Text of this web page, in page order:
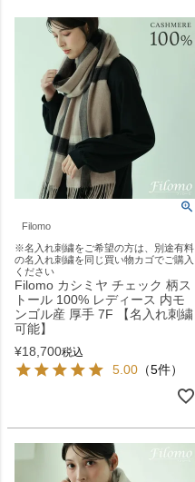
Filomo
※名入れ刺繍をご希望の方は、別途有料
の名入れ刺繍を同じ買い物カゴでご購入
ください
Filomo カシミヤ チェック 柄ス
トール 100% レディース 内モ
ンゴル産 厚手 7F 【名入れ刺繍
可能】
¥18,700税込
5.00 （5件）